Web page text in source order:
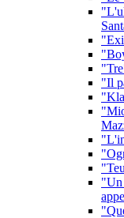
"Il
"Un